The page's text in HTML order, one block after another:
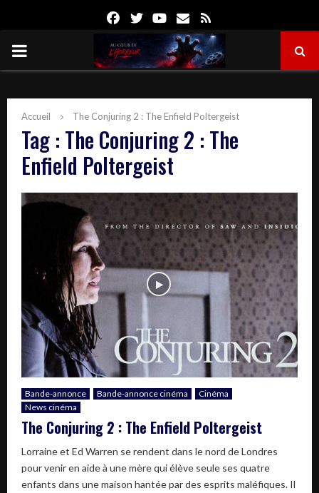
FacebookTwitterYoutube
Email
PRIMARY
Accueil The Conjuring 2 : The Enfield Poltergeist
Tag : The Conjuring 2 : The
Enfield Poltergeist
Bande-annonce Bande-annonce cinéma
Cinéma
News cinéma
The Conjuring 2 : The Enfield Poltergeist
Lorraine et Ed Warren se rendent dans le nord de Londres
pour venir en aide à une mère qui élève seule ses quatre
enfants dans une maison hantée par des esprits maléfiques. Il